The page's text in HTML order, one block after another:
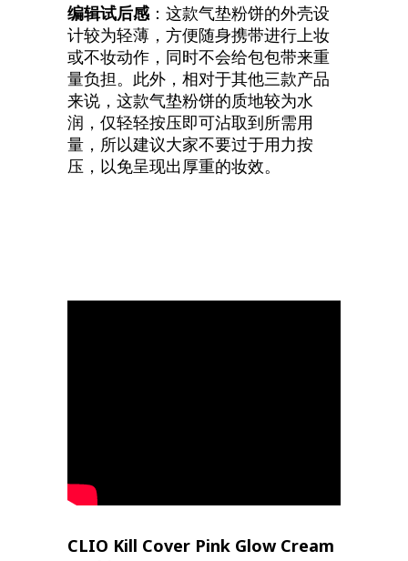
编辑试后感：这款气垫粉饼的外壳设
计较为轻薄，方便随身携带进行上妆
或不妆动作，同时不会给包包带来重
量负担。此外，相对于其他三款产品
来说，这款气垫粉饼的质地较为水
润，仅轻轻按压即可沾取到所需用
量，所以建议大家不要过于用力按
压，以免呈现出厚重的妆效。
CLIO Kill Cover Pink Glow Cream